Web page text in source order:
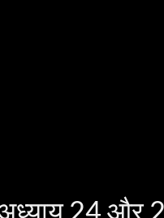
अध्याय 24 और